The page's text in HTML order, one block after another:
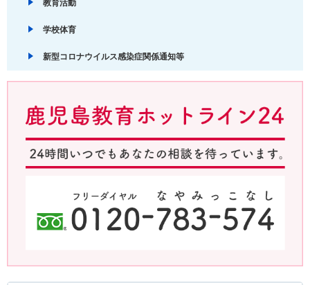
教育活動
学校体育
新型コロナウイルス感染症関係通知等